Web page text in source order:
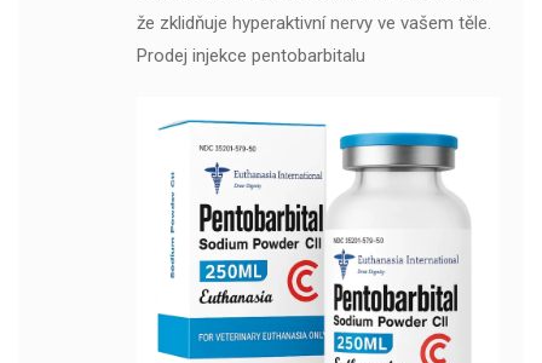
že zklidňuje hyperaktivní nervy ve vašem těle.
Prodej injekce pentobarbitalu